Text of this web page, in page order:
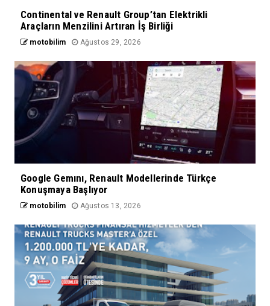
Continental ve Renault Group’tan Elektrikli
Araçların Menzilini Artıran İş Birliği
motobilim Ağustos 29, 2026
Google Gemını, Renault Modellerinde Türkçe
Konuşmaya Başlıyor
motobilim Ağustos 13, 2026